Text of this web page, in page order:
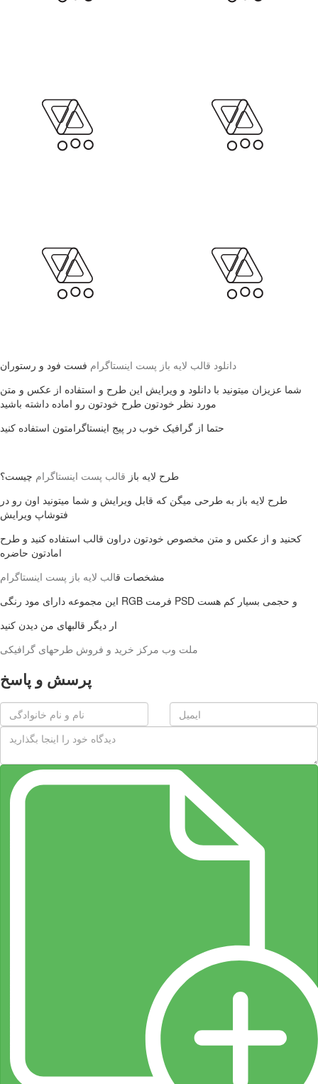
دانلود قالب لایه باز پست اینستاگرام
شما عزیزان میتونید با دانلود و ویرایش این طرح و استفاده از عکس و متن
طرح لایه باز قالب پست اینستاگرام چیست؟
طرح لایه باز به طرحی میگن که قابل ویرایش و شما میتونید اون رو در
کحنید و از عکس و متن مخصوص خودتون دراون قالب استفاده کنید و طرح
امادتون حاضره
مشخصات قالب لایه باز پست اینستاگرام
ملت وب مرکز خرید و فروش طرحهای گرافیکی
پرسش و پاسخ